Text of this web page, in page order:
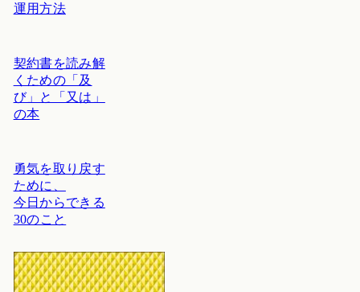
運用方法
契約書を読み解
くための「及
び」と「又は」
の本
勇気を取り戻す
ために、
今日からできる
30のこと